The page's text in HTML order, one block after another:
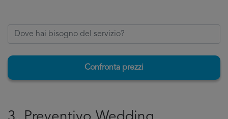
Confronta prezzi